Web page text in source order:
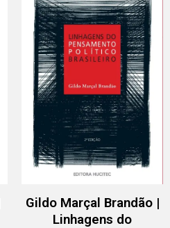
Gildo Marçal Brandão |
Linhagens do